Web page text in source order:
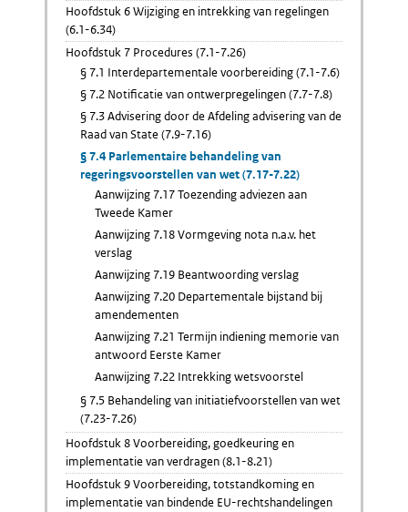
Hoofdstuk 6 Wijziging en intrekking van regelingen
(6.1-6.34)
Hoofdstuk 7 Procedures (7.1-7.26)
§ 7.1 Interdepartementale voorbereiding (7.1-7.6)
§ 7.2 Notificatie van ontwerpregelingen (7.7-7.8)
§ 7.3 Advisering door de Afdeling advisering van de
Raad van State (7.9-7.16)
§ 7.4 Parlementaire behandeling van
regeringsvoorstellen van wet (7.17-7.22)
Aanwijzing 7.17 Toezending adviezen aan
Tweede Kamer
Aanwijzing 7.18 Vormgeving nota n.a.v. het
verslag
Aanwijzing 7.19 Beantwoording verslag
Aanwijzing 7.20 Departementale bijstand bij
amendementen
Aanwijzing 7.21 Termijn indiening memorie van
antwoord Eerste Kamer
Aanwijzing 7.22 Intrekking wetsvoorstel
§ 7.5 Behandeling van initiatiefvoorstellen van wet
(7.23-7.26)
Hoofdstuk 8 Voorbereiding, goedkeuring en
implementatie van verdragen (8.1-8.21)
Hoofdstuk 9 Voorbereiding, totstandkoming en
implementatie van bindende EU-rechtshandelingen